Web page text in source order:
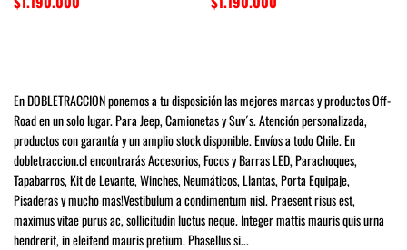
En DOBLETRACCION ponemos a tu disposición las mejores marcas y productos Off-
Road en un solo lugar. Para Jeep, Camionetas y Suv´s. Atención personalizada,
productos con garantía y un amplio stock disponible. Envíos a todo Chile. En
dobletraccion.cl encontrarás Accesorios, Focos y Barras LED, Parachoques,
Tapabarros, Kit de Levante, Winches, Neumáticos, Llantas, Porta Equipaje,
Pisaderas y mucho mas!Vestibulum a condimentum nisl. Praesent risus est,
maximus vitae purus ac, sollicitudin luctus neque. Integer mattis mauris quis urna
hendrerit, in eleifend mauris pretium. Phasellus si...